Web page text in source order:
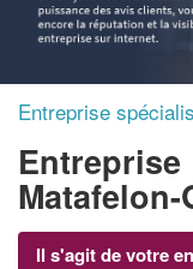
Entreprise
Entreprise
Matafelon-
Il s'agit de votre